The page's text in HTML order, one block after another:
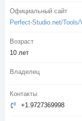
Официальный сайт
Perfect-Studio.net/Tools/
Возраст
10 лет
Владелец
Контакты
+1.9727369998